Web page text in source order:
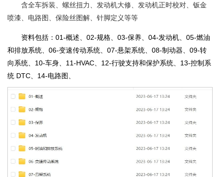
含全车拆装、螺丝扭力、发动机大修、发动机正时校对、钣金
喷漆、电路图、保险丝图解、针脚定义等等
资料包括：01-概述、02-规格、03-保养、04-发动机、05-燃油
和排放系统、06-变速传动系统、07-悬架系统、08-制动器、09-转
向系统、10-车身、11-HVAC、12-行驶支持和保护系统、13-控制系
统 DTC、14-电路图、